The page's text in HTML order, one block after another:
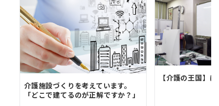
介護施設づくりを考えています。
「どこで建てるのが正解ですか？」
【介護の王国】